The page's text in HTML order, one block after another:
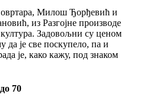
Милош Ђорђевић и
из Разгојне производе
Задовољни су ценом
да је све поскупело, па и
је, како кажу, под знаком
70